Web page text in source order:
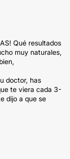
Qué resultados
muy naturales,
doctor, has
te viera cada 3-
dijo a que se